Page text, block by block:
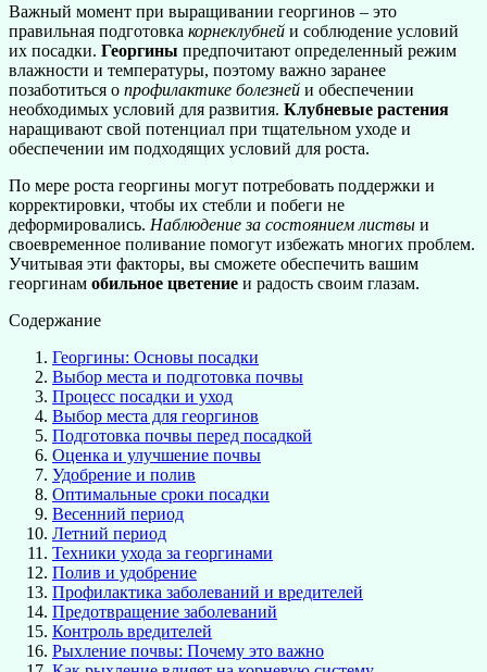
Важный момент при выращивании георгинов – это
правильная подготовка корнеклубней и соблюдение условий
их посадки. Георгины предпочитают определенный режим
влажности и температуры, поэтому важно заранее
позаботиться о профилактике болезней и обеспечении
необходимых условий для развития. Клубневые растения
наращивают свой потенциал при тщательном уходе и
обеспечении им подходящих условий для роста.
По мере роста георгины могут потребовать поддержки и
корректировки, чтобы их стебли и побеги не
деформировались. Наблюдение за состоянием листвы и
своевременное поливание помогут избежать многих проблем.
Учитывая эти факторы, вы сможете обеспечить вашим
георгинам обильное цветение и радость своим глазам.
Содержание
Георгины: Основы посадки
Выбор места и подготовка почвы
Процесс посадки и уход
Выбор места для георгинов
Подготовка почвы перед посадкой
Оценка и улучшение почвы
Удобрение и полив
Оптимальные сроки посадки
Весенний период
Летний период
Техники ухода за георгинами
Полив и удобрение
Профилактика заболеваний и вредителей
Предотвращение заболеваний
Контроль вредителей
Рыхление почвы: Почему это важно